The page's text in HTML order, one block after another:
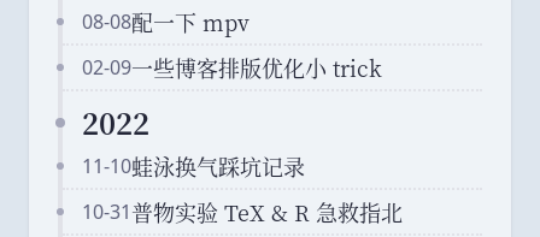
08-08配一下 mpv
02-09一些博客排版优化小 trick
2022
11-10蛙泳换气踩坑记录
10-31普物实验 TeX & R 急救指北